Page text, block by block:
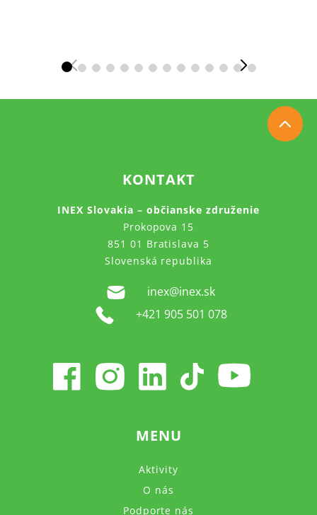
KONTAKT
INEX Slovakia – občianske združenie
Prokopova 15
851 01 Bratislava 5
Slovenská republika
inex@inex.sk
+421 905 501 078
MENU
Aktivity
O nás
Podporte nás